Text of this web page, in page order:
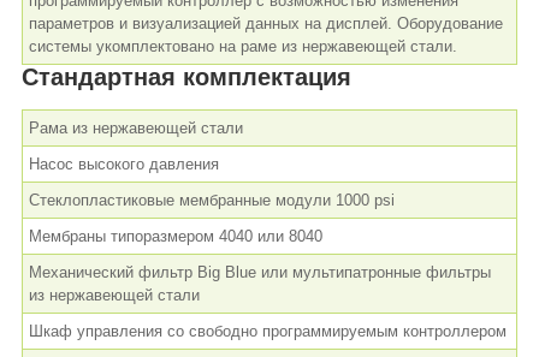
параметров и визуализацией данных на дисплей. Оборудование
системы укомплектовано на раме из нержавеющей стали.
Стандартная комплектация
Рама из нержавеющей стали
Насос высокого давления
Стеклопластиковые мембранные модули 1000 psi
Мембраны типоразмером 4040 или 8040
Механический фильтр Big Blue или мультипатронные фильтры
из нержавеющей стали
Шкаф управления со свободно программируемым контроллером